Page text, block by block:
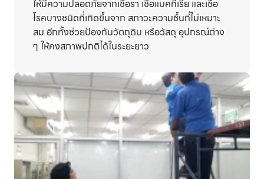
ให้มีความปลอดภัยจากเชื้อรา เชื้อแบคทีเรีย และเชื้อ
โรคบางชนิดที่เกิดขึ้นจาก สภาวะความชื้นที่ไม่เหมาะ
สม อีกทั้งช่วยป้องกันวัตถุดิบ หรือวัสดุ อุปกรณ์ต่าง
ๆ ให้คงสภาพปกติได้ในระยะยาว